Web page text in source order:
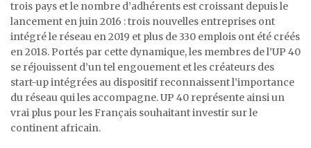
trois pays et le nombre d’adhérents est croissant depuis le
lancement en juin 2016 : trois nouvelles entreprises ont
intégré le réseau en 2019 et plus de 330 emplois ont été créés
en 2018. Portés par cette dynamique, les membres de l’UP 40
se réjouissent d’un tel engouement et les créateurs des
start-up intégrées au dispositif reconnaissent l’importance
du réseau qui les accompagne. UP 40 représente ainsi un
vrai plus pour les Français souhaitant investir sur le
continent africain.